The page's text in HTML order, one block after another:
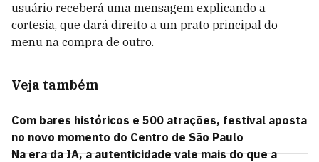
usuário receberá uma mensagem explicando a
cortesia, que dará direito a um prato principal do
menu na compra de outro.
Veja também
Com bares históricos e 500 atrações, festival aposta
no novo momento do Centro de São Paulo
Na era da IA, a autenticidade vale mais do que a